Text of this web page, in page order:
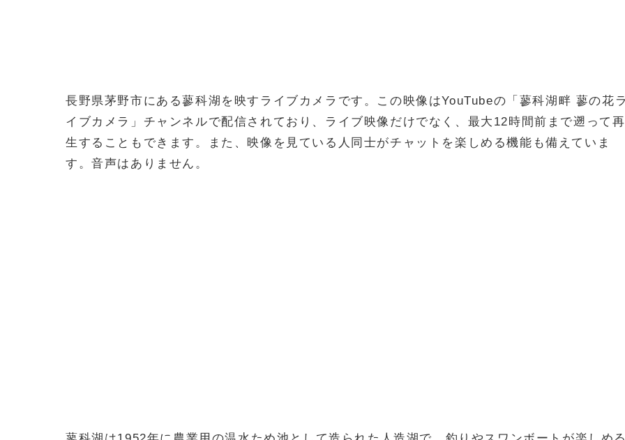
長野県茅野市にある蓼科湖を映すライブカメラです。この映像はYouTubeの「蓼科湖畔 蓼の花
イブカメラ」チャンネルで配信されており、ライブ映像だけでなく、最大12時間前まで遡って再
生することもできます。また、映像を見ている人同士がチャットを楽しめる機能も備えていま
す。音声はありません。